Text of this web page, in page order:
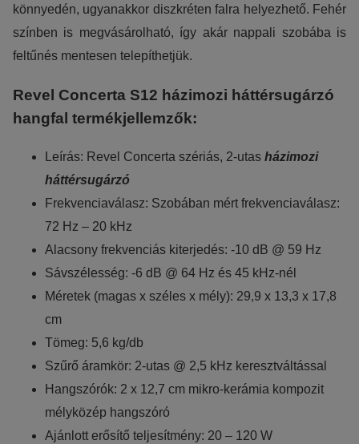
könnyedén, ugyanakkor diszkréten falra helyezhető. Fehér
színben is megvásárolható, így akár nappali szobába is
feltűnés mentesen telepíthetjük.
Revel Concerta S12 házimozi háttérsugárzó
hangfal termékjellemzők:
Leírás: Revel Concerta szériás, 2-utas házimozi
háttérsugárzó
Frekvenciaválasz: Szobában mért frekvenciaválasz:
72 Hz – 20 kHz
Alacsony frekvenciás kiterjedés: -10 dB @ 59 Hz
Sávszélesség: -6 dB @ 64 Hz és 45 kHz-nél
Méretek (magas x széles x mély): 29,9 x 13,3 x 17,8
cm
Tömeg: 5,6 kg/db
Szűrő áramkör: 2-utas @ 2,5 kHz keresztváltással
Hangszórók: 2 x 12,7 cm mikro-kerámia kompozit
mélyközép hangszóró
Ajánlott erősítő teljesítmény: 20 – 120 W